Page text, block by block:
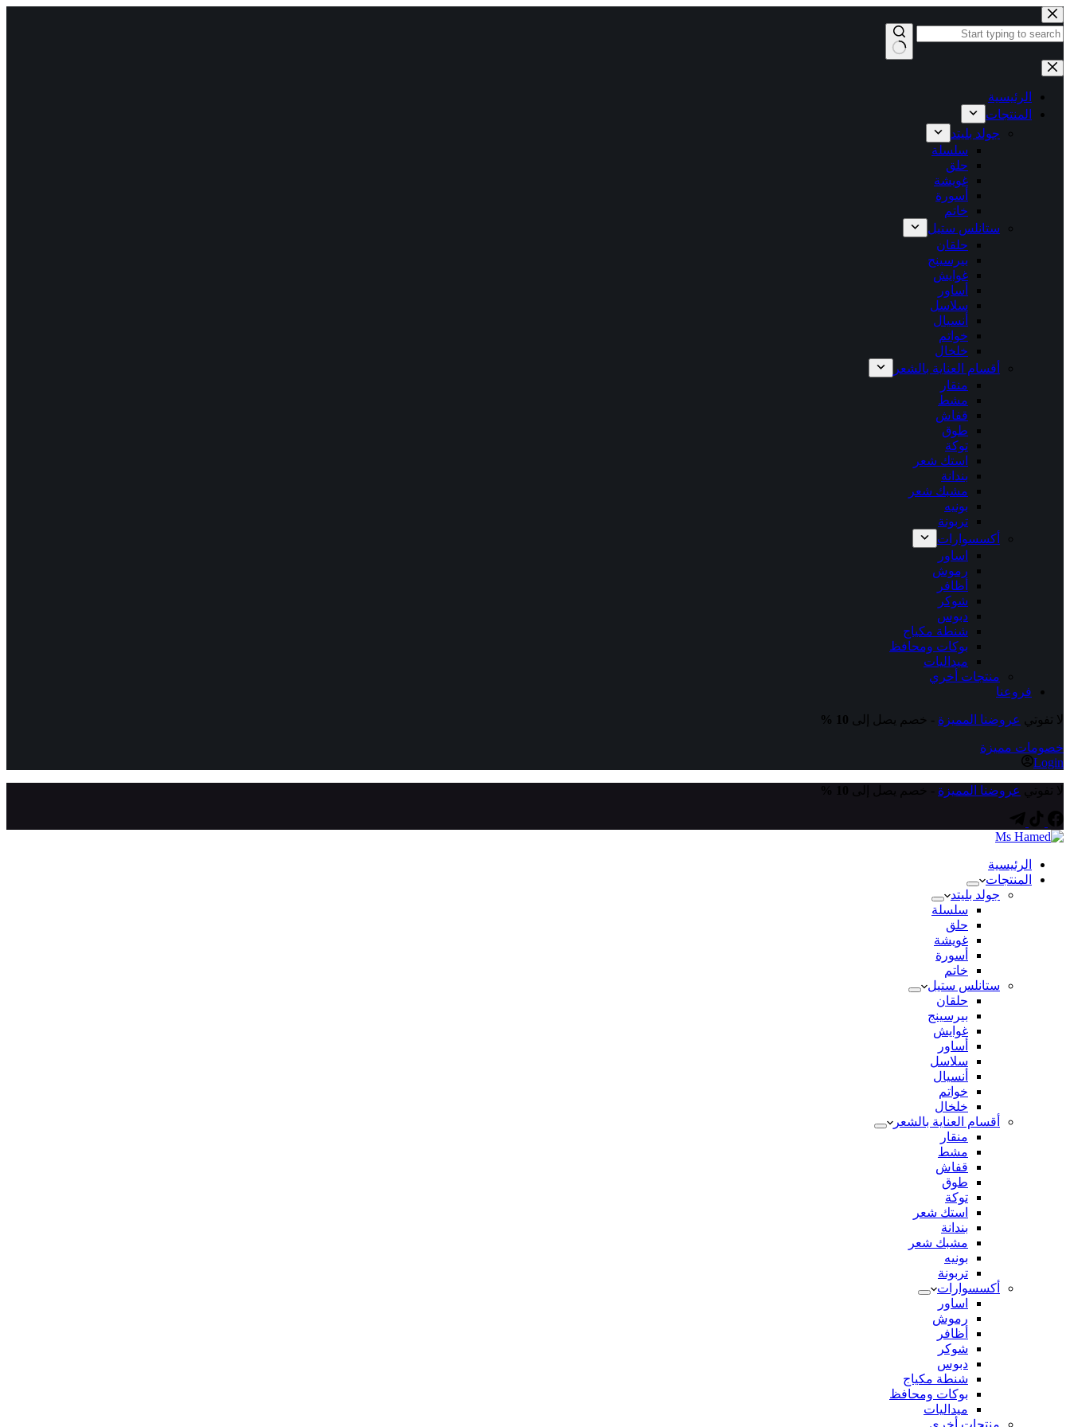
التجاوز
إلى
المحتوى
نتائج
الرئيسية
المنتجات
جولد بليتد
سلسلة
حلق
غويشة
أسورة
خاتم
ستانلس ستيل
حلقان
بيرسينج
غوايش
أساور
سلاسل
أنسيال
خواتم
خلخال
أقسام العناية بالشعر
منقار
مشط
قفاش
طوق
توكة
استك شعر
بندانة
مشبك شعر
بونيه
تربونة
أكسسوارات
اساور
رموش
أظافر
شوكر
دبوس
شنطة مكياج
بوكات ومحافظ
ميداليات
منتجات أخري
فروعنا
لا تفوتي عروضنا المميزة - خصم يصل إلى
خصومات مميزة
Login
عروضنا المميزة
الرئيسية
المنتجات
جولد بليتد
سلسلة
حلق
غويشة
أسورة
خاتم
ستانلس ستيل
حلقان
بيرسينج
غوايش
أساور
سلاسل
أنسيال
خواتم
خلخال
أقسام العناية بالشعر
منقار
مشط
قفاش
طوق
توكة
استك شعر
بندانة
مشبك شعر
بونيه
تربونة
أكسسوارات
اساور
رموش
أظافر
شوكر
دبوس
شنطة مكياج
بوكات ومحافظ
ميداليات
منتجات أخري